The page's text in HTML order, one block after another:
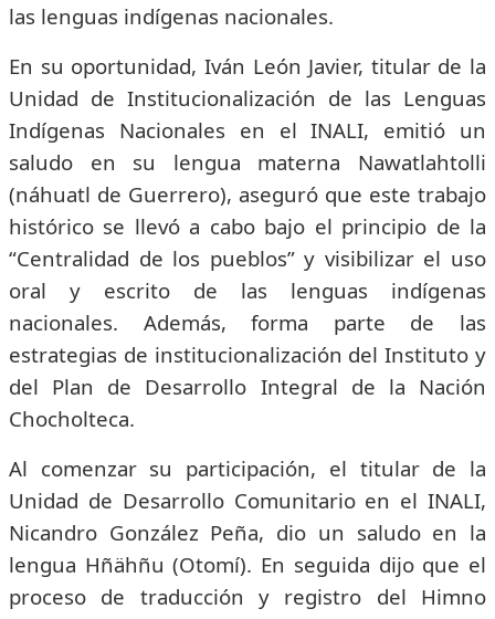
las lenguas indígenas nacionales.
En su oportunidad, Iván León Javier, titular de la
Unidad de Institucionalización de las Lenguas
Indígenas Nacionales en el INALI, emitió un
saludo en su lengua materna Nawatlahtolli
(náhuatl de Guerrero), aseguró que este trabajo
histórico se llevó a cabo bajo el principio de la
“Centralidad de los pueblos” y visibilizar el uso
oral y escrito de las lenguas indígenas
nacionales. Además, forma parte de las
estrategias de institucionalización del Instituto y
del Plan de Desarrollo Integral de la Nación
Chocholteca.
Al comenzar su participación, el titular de la
Unidad de Desarrollo Comunitario en el INALI,
Nicandro González Peña, dio un saludo en la
lengua Hñähñu (Otomí). En seguida dijo que el
proceso de traducción y registro del Himno